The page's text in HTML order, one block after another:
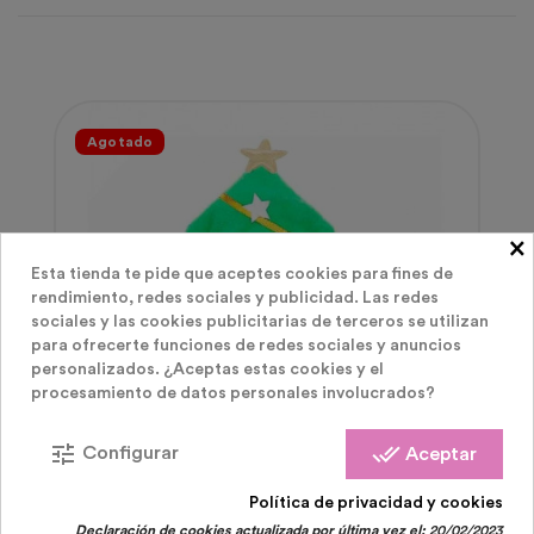
Agotado
×
Esta tienda te pide que aceptes cookies para fines de
rendimiento, redes sociales y publicidad. Las redes
sociales y las cookies publicitarias de terceros se utilizan
para ofrecerte funciones de redes sociales y anuncios
personalizados. ¿Aceptas estas cookies y el
procesamiento de datos personales involucrados?
done_all Aceptar
tune Configurar
Política de privacidad y cookies
Declaración de cookies actualizada por última vez el:20/02/2023